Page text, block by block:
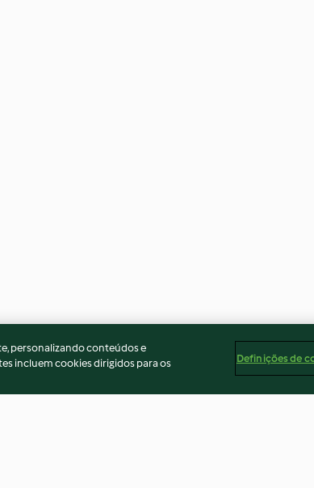
personalizando conteúdos e
incluem cookies dirigidos para os
Definições de